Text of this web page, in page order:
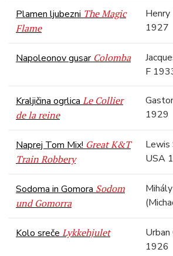
Plamen ljubezni The Magic
Flame
Henry
1927
Napoleonov gusar Colomba
F
Kraljičina ogrlica Le Collier
de la reine
1929
Naprej Tom Mix! Great K&T
Train Robbery
Lewis
USA
Sodoma in Gomora Sodom
und Gomorra
Kolo sreče Lykkehjulet
Urban
1926